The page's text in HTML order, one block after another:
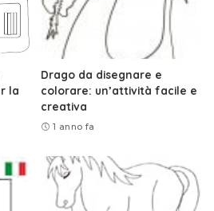
la
Drago da disegnare e
colorare: un’attività facile e
creativa
1 anno fa